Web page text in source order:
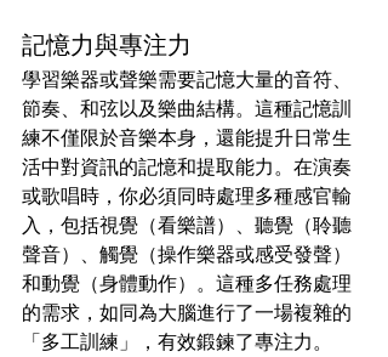
記憶力與專注力
學習樂器或聲樂需要記憶大量的音符、
節奏、和弦以及樂曲結構。這種記憶訓
練不僅限於音樂本身，還能提升日常生
活中對資訊的記憶和提取能力。在演奏
或歌唱時，你必須同時處理多種感官輸
入，包括視覺（看樂譜）、聽覺（聆聽
聲音）、觸覺（操作樂器或感受發聲）
和動覺（身體動作）。這種多任務處理
的需求，如同為大腦進行了一場複雜的
「多工訓練」，有效鍛鍊了專注力。